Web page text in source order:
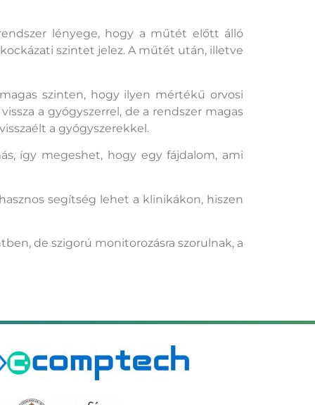
lényege, hogy a műtét előtt álló
szintet jelez. A műtét után, illetve
szinten, hogy ilyen mértékű orvosi
a gyógyszerrel, de a rendszer magas
a gyógyszerekkel.
így megeshet, hogy egy fájdalom, ami
segítség lehet a klinikákon, hiszen
de szigorú monitorozásra szorulnak, a